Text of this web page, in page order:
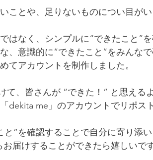
ことや、足りないものについ目が
はなく、シンプルに“できたこと”
、意識的に“できたこと”をみんな
てアカウントを制作しました。
て﻿、皆さんが “できた！” と思える
dekita me」のアカウントでリポス
”を確認することで自分に寄り添
届けすることができたら嬉しいです